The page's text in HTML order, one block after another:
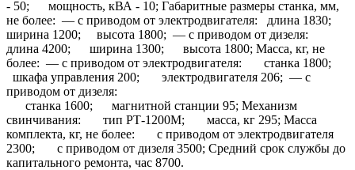
- 50; мощность, кВА - 10; Габаритные размеры станка, мм,
не более: — с приводом от электродвигателя: длина 1830;
ширина 1200; высота 1800; — с приводом от дизеля:
длина 4200; ширина 1300; высота 1800; Масса, кг, не
более: — с приводом от электродвигателя: станка 1800;
шкафа управления 200; электродвигателя 206; — с
приводом от дизеля:
станка 1600; магнитной станции 95; Механизм
свинчивания: тип РТ-1200М; масса, кг 295; Масса
комплекта, кг, не более: с приводом от электродвигателя
2300; с приводом от дизеля 3500; Средний срок службы до
капитального ремонта, час 8700.